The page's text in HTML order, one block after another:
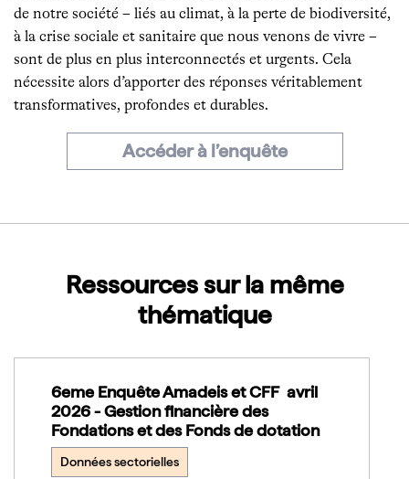
de notre société – liés au climat, à la perte de biodiversité,
à la crise sociale et sanitaire que nous venons de vivre –
sont de plus en plus interconnectés et urgents. Cela
nécessite alors d’apporter des réponses véritablement
transformatives, profondes et durables.
Accéder à l’enquête
Ressources sur la même
thématique
6eme Enquête Amadeis et CFF avril
2026 - Gestion financière des
Fondations et des Fonds de dotation
Données sectorielles